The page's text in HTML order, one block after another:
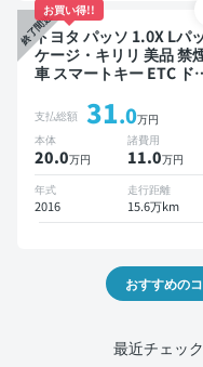
終了間近
お買い得!!
トヨタ パッソ 1.0X Lパ
ケージ・キリリ 美品 禁
車 スマートキー ETC ド
支払総額 31.0万円
本体
20.0万円
諸費用
11.0万円
年式
2016
走行距離
15.6万km
おすすめの
最近チェッ